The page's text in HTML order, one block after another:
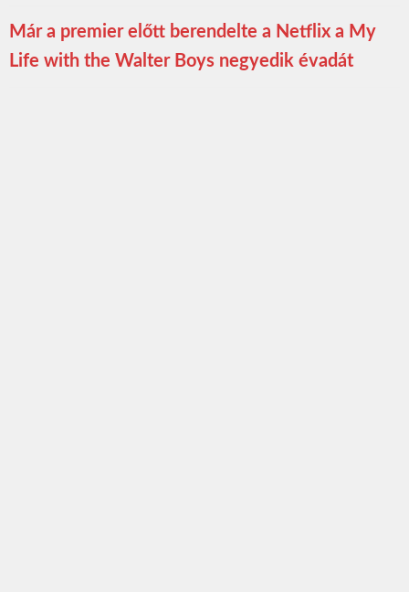
Már a premier előtt berendelte a Netflix a My
Life with the Walter Boys negyedik évadát